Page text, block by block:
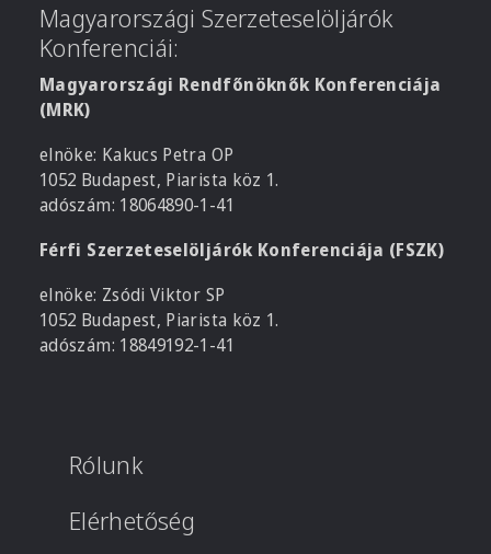
Magyarországi Szerzeteselöljárók
Konferenciái:
Magyarországi Rendfőnöknők Konferenciája
(MRK)
elnöke: Kakucs Petra OP
1052 Budapest, Piarista köz 1.
adószám: 18064890-1-41
Férfi Szerzeteselöljárók Konferenciája (FSZK)
elnöke: Zsódi Viktor SP
1052 Budapest, Piarista köz 1.
adószám: 18849192-1-41
Rólunk
Elérhetőség